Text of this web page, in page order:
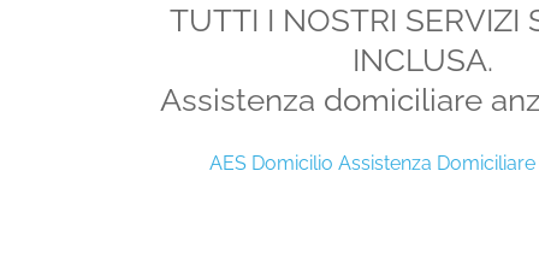
TUTTI I NOSTRI SERVIZI
INCLUSA.
Assistenza domiciliare
AES Domicilio Assistenza